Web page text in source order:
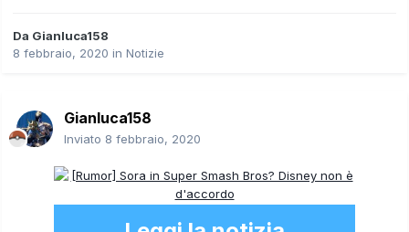
Da Gianluca158
8 febbraio, 2020 in Notizie
Gianluca158
Inviato 8 febbraio, 2020